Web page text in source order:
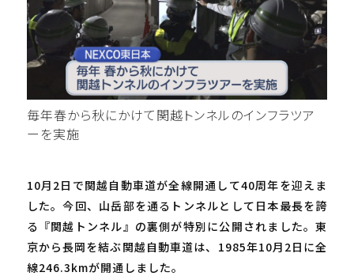
毎年春から秋にかけて関越トンネルのインフラツア
ーを実施
10月2日で関越自動車道が全線開通して40周年を迎えま
した。今回、山岳部を通るトンネルとして日本最長を誇
る『関越トンネル』の裏側が特別に公開されました。東
京から長岡を結ぶ関越自動車道は、1985年10月2日に全
線246.3kmが開通しました。